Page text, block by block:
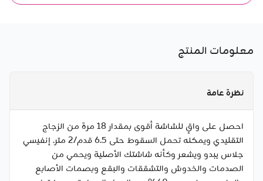
معلومات المنتج
نظرة عامة
احصل على واقٍ للشاشة أقوى بمقدار 18 مرة من الزجاج
التقليدي ويمكنه تحمل السقوط حتى 6.5 قدم/2 متر. إنفيسي
جلاس يبدو ويشعر وكأنه شاشتك الأصلية ويحمي من
الصدمات والخدوش والتشققات والبقع وبصمات الأصابع